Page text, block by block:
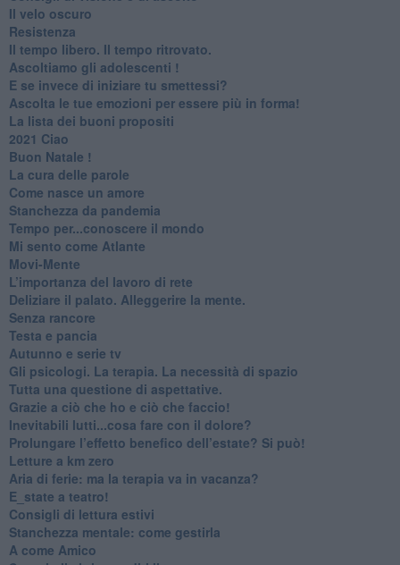
​Il velo oscuro
Resistenza
​Il tempo libero. Il tempo ritrovato.
Ascoltiamo gli adolescenti !
​E se invece di iniziare tu smettessi?
​Ascolta le tue emozioni per essere più in forma!
​La lista dei buoni propositi
2021 Ciao
Buon Natale !
​La cura delle parole
​Come nasce un amore
Stanchezza da pandemia
​Tempo per...conoscere il mondo
​Mi sento come Atlante
​Movi-Mente
​L’importanza del lavoro di rete
​Deliziare il palato. Alleggerire la mente.
​Senza rancore
​Testa e pancia
​Autunno e serie tv
​Gli psicologi. La terapia. La necessità di spazio
​Tutta una questione di aspettative.
​Grazie a ciò che ho e ciò che faccio!
​Inevitabili lutti...cosa fare con il dolore?
Prolungare l’effetto benefico dell’estate? Si può!
​Letture a km zero
​Aria di ferie: ma la terapia va in vacanza?
​E_state a teatro!
​Consigli di lettura estivi
​Stanchezza mentale: come gestirla
​A come Amico